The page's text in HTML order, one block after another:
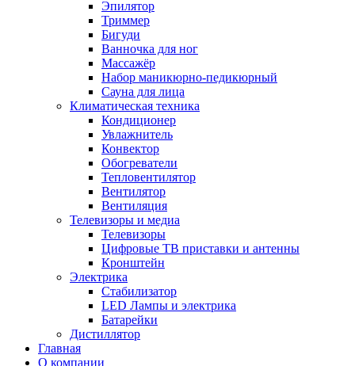
Эпилятор
Триммер
Бигуди
Ванночка для ног
Массажёр
Набор маникюрно-педикюрный
Сауна для лица
Климатическая техника
Кондиционер
Увлажнитель
Конвектор
Обогреватели
Тепловентилятор
Вентилятор
Вентиляция
Телевизоры и медиа
Телевизоры
Цифровые ТВ приставки и антенны
Кронштейн
Электрика
Стабилизатор
LED Лампы и электрика
Батарейки
Дистиллятор
Главная
О компании